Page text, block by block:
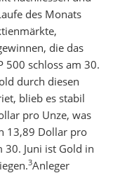
des Monats
die das
500 schloss am 30.
durch diesen
blieb es stabil
pro Unze, was
13,89 Dollar pro
30. Juni ist Gold in
3Anleger